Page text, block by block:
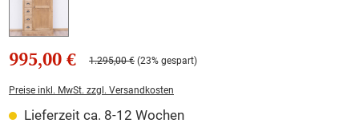
995,00 € 1.295,00 € (23% gespart)
Preise inkl. MwSt. zzgl. Versandkosten
Lieferzeit ca. 8-12 Wochen